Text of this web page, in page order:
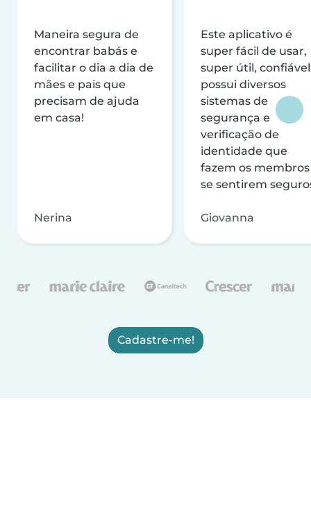
Maneira segura de
encontrar babás e
facilitar o dia a dia de
mães e pais que
precisam de ajuda
em casa!
Nerina
Este aplicativo é
super fácil de usar,
super útil,
possui diversos
sistemas de
segurança e
verificação de
identidade que
fazem os membros
se sentirem
Giovanna
Cadastre-me!